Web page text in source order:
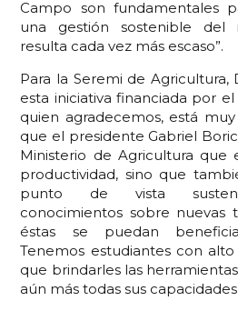
Campo son fundamentales
una gestión sostenible del
resulta cada vez más escaso”.
Para la Seremi de Agricultura,
esta iniciativa financiada por el
quien agradecemos, está
que el presidente Gabriel
Ministerio de Agricultura que
productividad, sino que
punto de vista
conocimientos sobre nuevas
éstas se puedan
Tenemos estudiantes con
que brindarles las
aún más todas sus